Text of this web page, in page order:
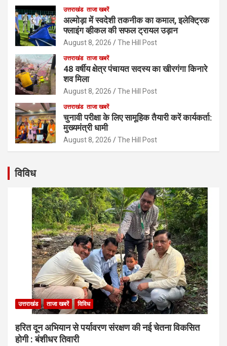
उत्तराखंड ताजा खबरें
अल्मोड़ा में स्वदेशी तकनीक का कमाल, इलेक्ट्रिक
फ्लाइंग व्हीकल की सफल ट्रायल उड़ान
August 8, 2026 The Hill Post
उत्तराखंड ताजा खबरें
48 वर्षीय क्षेत्र पंचायत सदस्य का खीरगंगा किनारे
शव मिला
August 8, 2026 The Hill Post
उत्तराखंड ताजा खबरें
चुनावी परीक्षा के लिए सामूहिक तैयारी करें कार्यकर्ता:
मुख्यमंत्री धामी
August 8, 2026 The Hill Post
विविध
उत्तराखंड ताजा खबरें विविध
हरित दून अभियान से पर्यावरण संरक्षण की नई चेतना विकसित
होगी : बंशीधर तिवारी